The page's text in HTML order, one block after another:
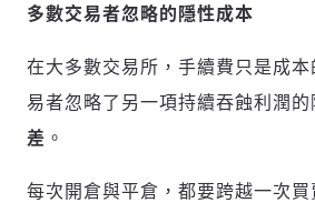
多數交易者忽略的隱性成本
在大多數交易所，手續費只是成
易者忽略了另一項持續吞蝕利潤
差 。
每次開倉與平倉，都要跨越一次